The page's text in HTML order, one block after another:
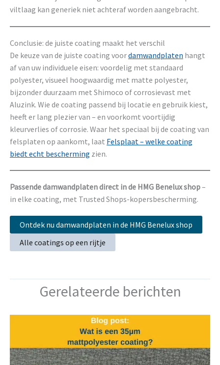
viltlaag kan generiek niet achteraf worden aangebracht.
Conclusie: de juiste coating maakt het verschil
De keuze van de juiste coating voordamwandplaten hangt
af van uw individuele eisen: voordelig met standaard
polyester, visueel hoogwaardig met matte polyester,
bijzonder duurzaam met Shimoco of corrosievast met
Aluzink. Wie de coating passend bij locatie en gebruik kiest,
heeft er lang plezier van – en voorkomt voortijdig
kleurverlies of corrosie. Waar het speciaal bij de coating van
felsplaten op aankomt, laat Felsplaat – welke coating
biedt echt bescherming zien.
Passende damwandplaten direct in de HMG Benelux shop–
in elke coating, met Trusted Shops-kopersbescherming.
Ontdek nu damwandplaten in de HMG Benelux shop
Alle coatings op een rijtje
Gerelateerde berichten